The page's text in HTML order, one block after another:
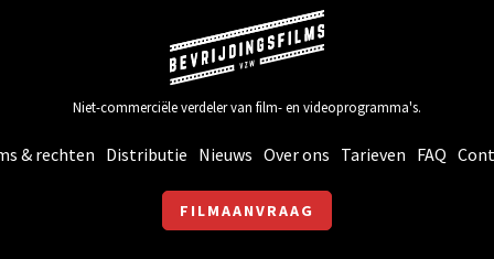
Niet-commerciële verdeler van film- en videoprogramma's.
& rechten Distributie Nieuws Over ons Tarieven FAQ
FILMAANVRAAG